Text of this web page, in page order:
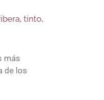
, tinto,
más
de los